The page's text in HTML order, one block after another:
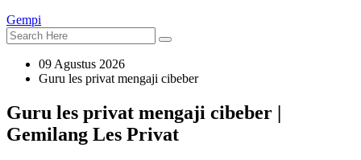
Gempi
09 Agustus 2026
Guru les privat mengaji cibeber
Guru les privat mengaji cibeber |
Gemilang Les Privat